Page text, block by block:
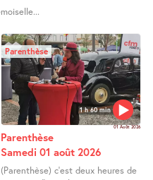
1 h 60 min
Parenthèse
01 Août 2026
Parenthèse
Samedi 01 août 2026
(Parenthèse) c’est deux heures de